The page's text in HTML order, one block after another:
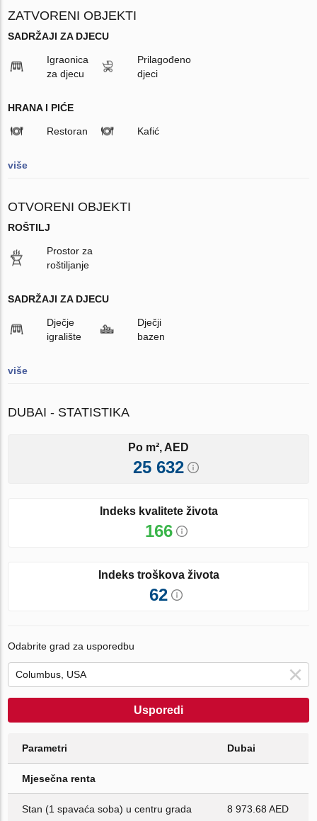
ZATVORENI OBJEKTI
SADRŽAJI ZA DJECU
Igraonica
za djecu
Prilagođeno
djeci
HRANA I PIĆE
Restoran Kafić
više
OTVORENI OBJEKTI
ROŠTILJ
Prostor za
roštiljanje
SADRŽAJI ZA DJECU
Dječje
igralište
Dječji
bazen
više
DUBAI - STATISTIKA
Po m², AED
25 632
Indeks kvalitete života
166
Indeks troškova života
62
Odabrite grad za usporedbu
Usporedi
Parametri Dubai
Mjesečna renta
Stan (1 spavaća soba) u centru grada 8 973.68 AED